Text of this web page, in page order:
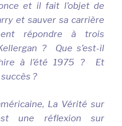
et il fait l’objet de
et sauver sa carrière
répondre à trois
? Que s’est-il
à l’été 1975 ? Et
?
La Vérité sur
une réflexion sur